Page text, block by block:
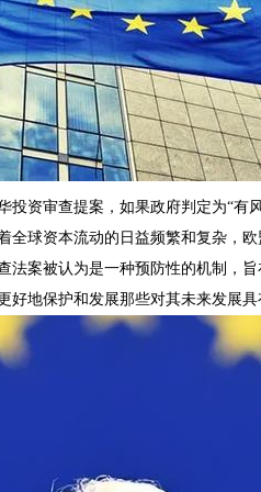
投资审查提案，如果政府判定为“
全球资本流动的日益频繁和复杂，
法案被认为是一种预防性的机制，
好地保护和发展那些对其未来发展具